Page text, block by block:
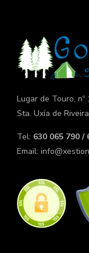
Lugar de Touro,
Sta. Uxía de
Tel: 630 065 790 /
Email: